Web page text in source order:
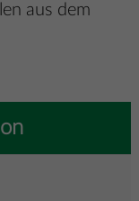
aus dem